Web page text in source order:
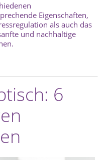
Eigenschaften,
als auch das
und nachhaltige
6